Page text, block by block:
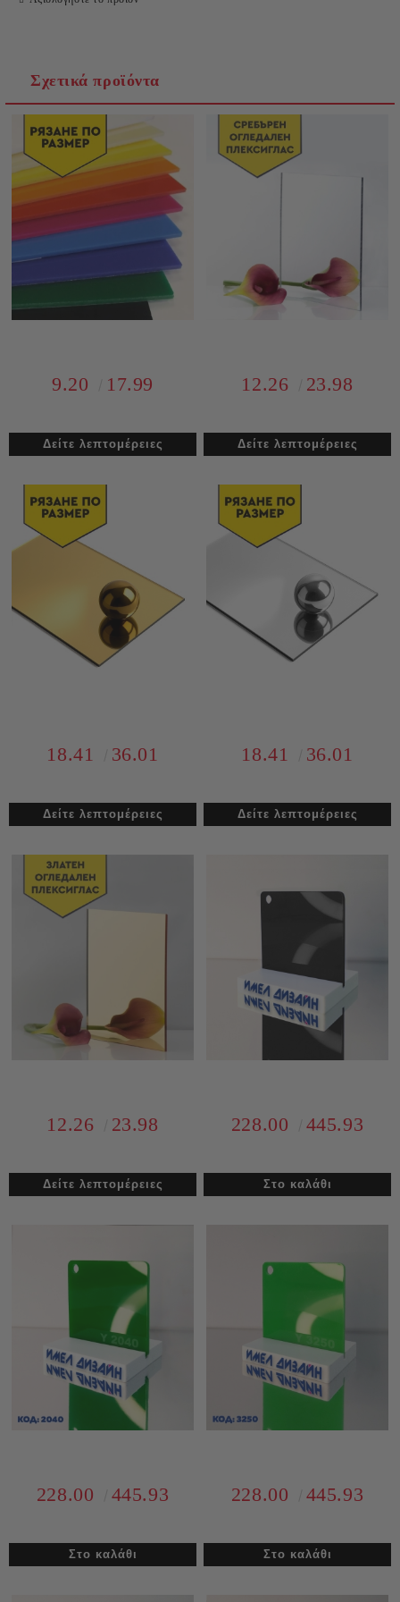
παραγγελίας
Σχετικά προϊόντα
9.20 17.99
Δείτε λεπτομέρειες
12.26 23.98
Δείτε λεπτομέρειες
18.41 36.01
Δείτε λεπτομέρειες
18.41 36.01
Δείτε λεπτομέρειες
12.26 23.98
Δείτε λεπτομέρειες
228.00 445.93
228.00 445.93 228.00 445.93